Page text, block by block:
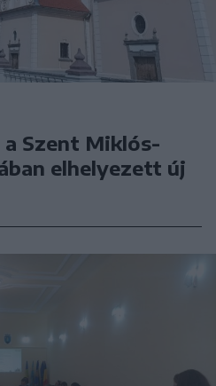
Szent Miklós-
elhelyezett új